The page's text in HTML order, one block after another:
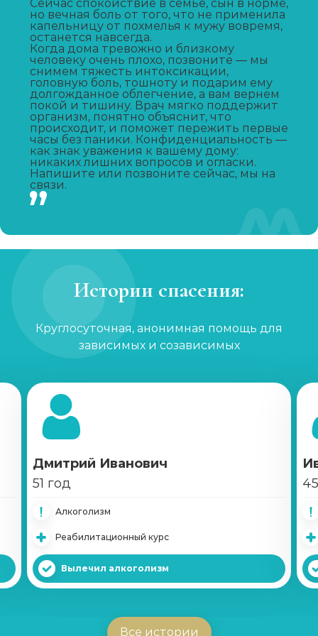
Капельница от запоя
от 1 450 ₽ Записаться
Капельница от похмелья
от 1 100 ₽ Записаться
Лечение женского алкоголизма
от 2 850 ₽
от 2 150 ₽ Записаться
Кодирование гипнозом
Кодирование Двойной блок
Кодирование Вивитролом
от 15 650 ₽
Кодирование Налтрексоном
Справка о кодировке
от 750 ₽ Записаться
Сейчас спокойствие в семье, сын в норме,
но вечная боль от того, что не применила
капельницу от похмелья к мужу вовремя,
останется навсегда.
Когда дома тревожно и близкому
человеку очень плохо, позвоните — мы
снимем тяжесть интоксикации,
головную боль, тошноту и подарим ему
долгожданное облегчение, а вам вернем
покой и тишину. Врач мягко поддержит
организм, понятно объяснит, что
происходит, и поможет пережить первые
часы без паники. Конфиденциальность —
как знак уважения к вашему дому:
никаких лишних вопросов и огласки.
Напишите или позвоните сейчас, мы на
связи.
Истории спасения:
Круглосуточная, анонимная помощь для
зависимых и созависимых
Дмитрий Иванович
51 год
Алкоголизм
Реабилитационный курс
Вылечил алкоголизм
Все истории